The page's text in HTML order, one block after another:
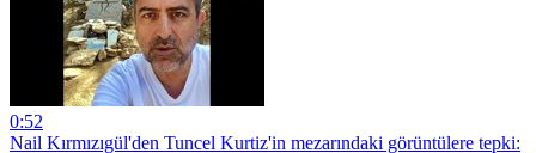
0:52
Nail Kırmızıgül'den Tuncel Kurtiz'in mezarındaki görüntülere tepki: